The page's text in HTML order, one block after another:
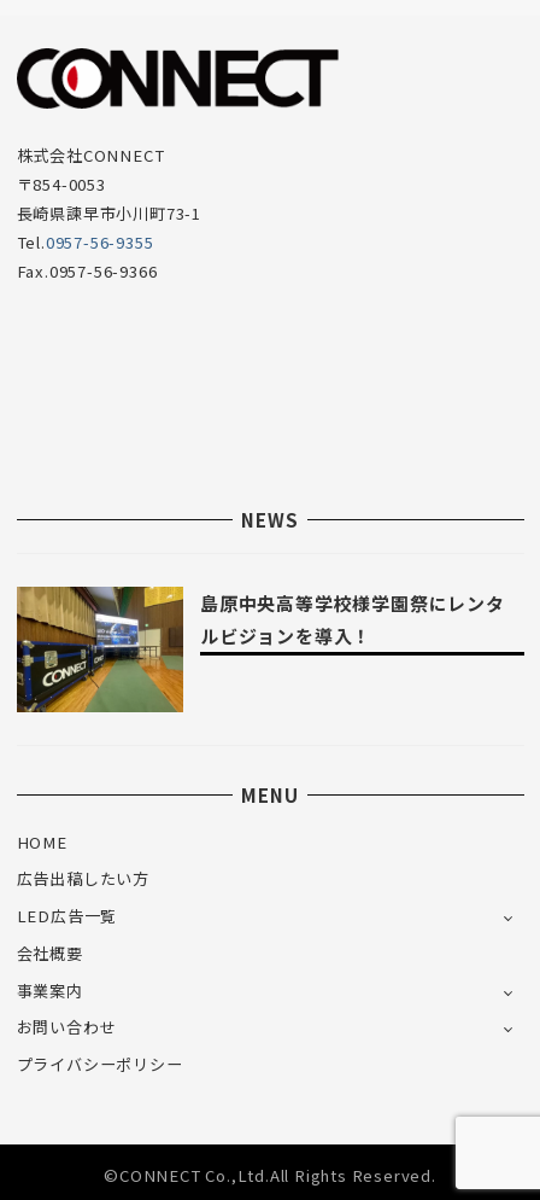
ー
項
株式会社CONNECT
〒854-0053
長崎県諫早市小川町73-1
Tel.0957-56-9355
Fax.0957-56-9366
NEWS
島原中央高等学校様学園祭にレンタ
ルビジョンを導入！
MENU
HOME
広告出稿したい方
LED広告一覧
会社概要
事業案内
お問い合わせ
プライバシーポリシー
©CONNECT Co.,Ltd.All Rights Reserved.